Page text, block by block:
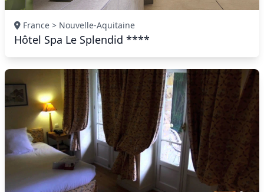
France > Nouvelle-Aquitaine
Hôtel Spa Le Splendid ****